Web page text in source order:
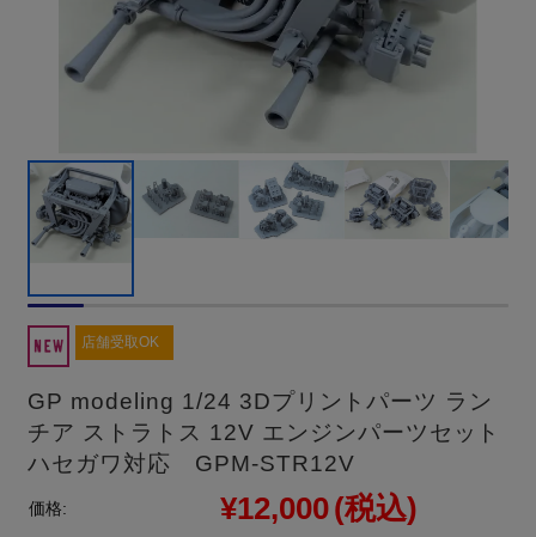
店舗受取OK
GP modeling 1/24 3Dプリントパーツ ラン
チア ストラトス 12V エンジンパーツセット
ハセガワ対応 GPM-STR12V
価格: ¥12,000(税込)